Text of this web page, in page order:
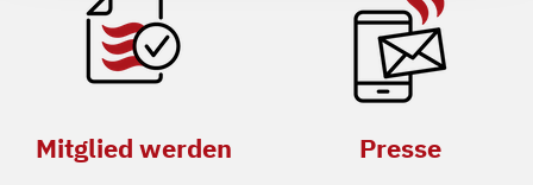
Mitglied werden Presse